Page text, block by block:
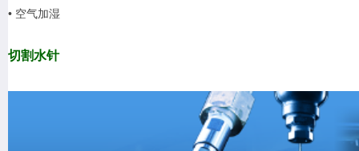
• 空气加湿
切割水针